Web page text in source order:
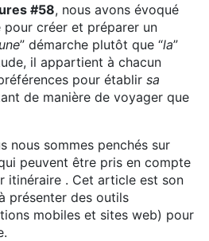
#58, nous avons évoqué
pour créer et préparer un
une” démarche plutôt que “la”
il appartient à chacun
pour établir sa
de manière de voyager que
nous sommes penchés sur
peuvent être pris en compte
itinéraire . Cet article est son
présenter des outils
mobiles et sites web) pour